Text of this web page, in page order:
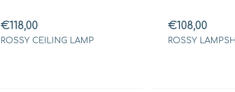
€118,00
ROSSY CEILING LAMP
€108,00
ROSSY